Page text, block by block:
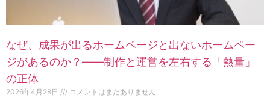
なぜ、成果が出るホームページと出ないホームペー
ジがあるのか？——制作と運営を左右する「熱量」
の正体
2026年4月28日 コメントはまだありません